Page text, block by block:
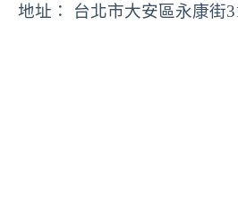
地址： 台北市大安區永康街